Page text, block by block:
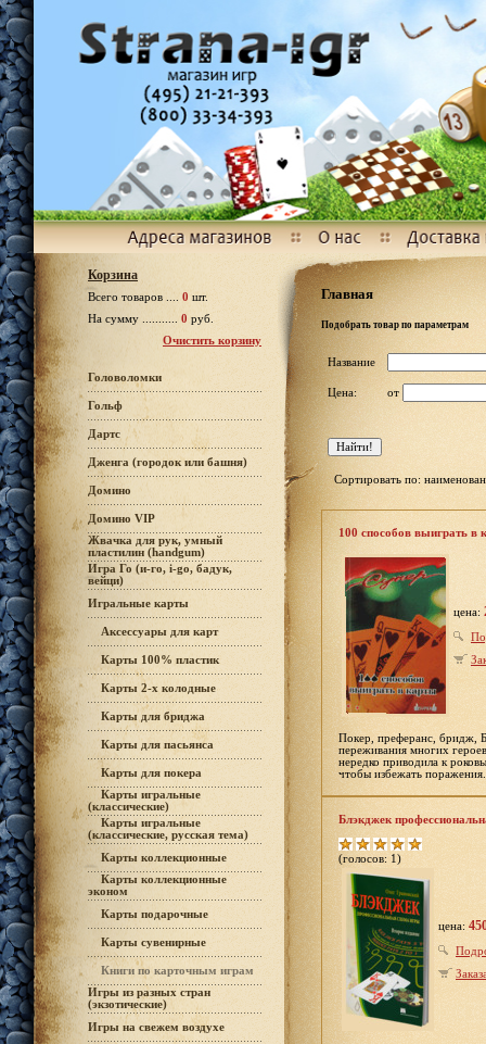
Корзина
Всего товаров .... 0 шт.
На сумму ........... 0 руб.
Очистить корзину
Головоломки
Гольф
Дартс
Дженга (городок или башня)
Домино
Домино VIP
Жвачка для рук, умный
пластилин (handgum)
Игра Го (и-го, i-go, бадук,
вейци)
Игральные карты
Аксессуары для карт
Карты 100% пластик
Карты 2-х колодные
Карты для бриджа
Карты для пасьянса
Карты для покера
Карты игральные
(классические)
Карты игральные
(классические, русская тема)
Карты коллекционные
Карты коллекционные
эконом
Карты подарочные
Карты сувенирные
Книги по карточным играм
Игры из разных стран
(экзотические)
Игры на свежем воздухе
Главная
Подобрать товар по параметрам
Название
Цена: от
Сортировать по:
100 способов выиграть
цена:
Покер, преферанс, бридж,
переживания многих
нередко приводила к
чтобы избежать поражения.
Блэкджек
(голосов: 1)
цена: